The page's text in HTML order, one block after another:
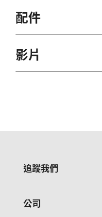
配件
影片
追蹤我們
公司